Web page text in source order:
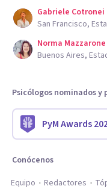
Gabriele Cotronei
San Francisco,
Norma Mazzarone
Buenos Aires,
Psicólogos nominados y
PyM Awards
Conócenos
Equipo
Redactores